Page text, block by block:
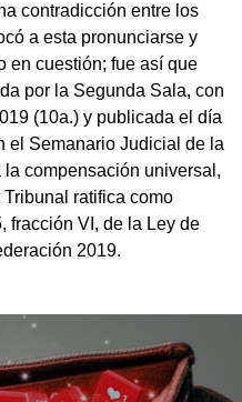
contradicción entre los
a esta pronunciarse y
en cuestión; fue así que
por la Segunda Sala, con
(10a.) y publicada el día
el Semanario Judicial de la
compensación universal,
ratifica como
fracción VI, de la Ley de
2019.